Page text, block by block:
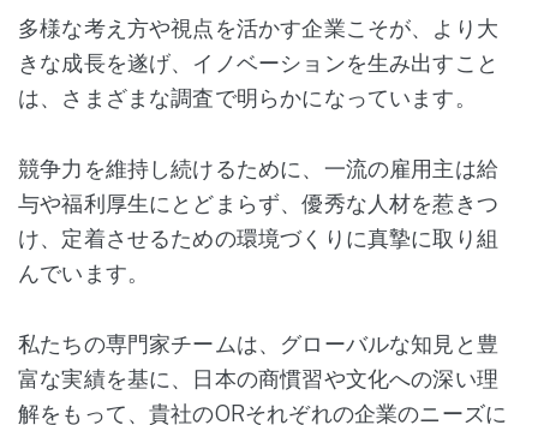
多様な考え方や視点を活かす企業こそが、より大
きな成長を遂げ、イノベーションを生み出すこと
は、さまざまな調査で明らかになっています。
競争力を維持し続けるために、一流の雇用主は給
与や福利厚生にとどまらず、優秀な人材を惹きつ
け、定着させるための環境づくりに真摯に取り組
んでいます。
私たちの専門家チームは、グローバルな知見と豊
富な実績を基に、日本の商慣習や文化への深い理
解をもって、貴社のORそれぞれの企業のニーズに